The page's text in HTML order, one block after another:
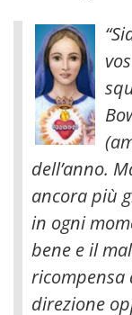
dell’anno.
ancora più
in ogni
bene e il
ricompensa
direzione